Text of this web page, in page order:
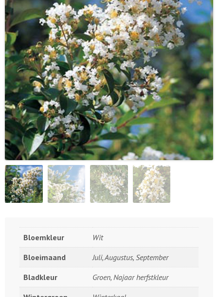
Bloemkleur Wit
Bloeimaand Juli, Augustus, September
Bladkleur Groen, Najaar herfstkleur